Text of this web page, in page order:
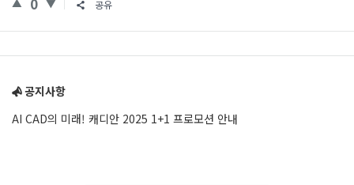
공유
공지사항
AI CAD의 미래! 캐디안 2025 1+1 프로모션 안내